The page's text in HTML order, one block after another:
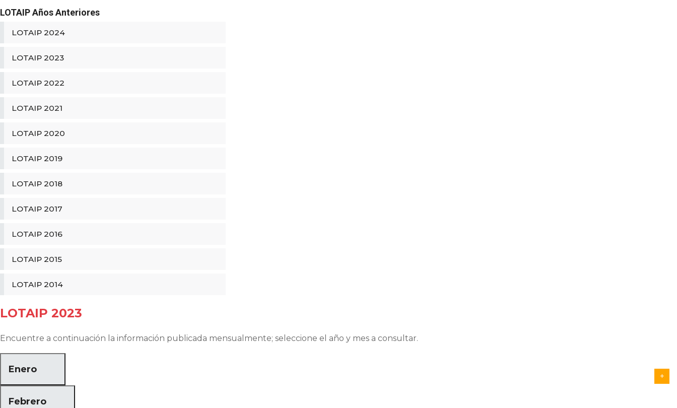
LOTAIP Años Anteriores
LOTAIP 2024
LOTAIP 2023
LOTAIP 2022
LOTAIP 2021
LOTAIP 2020
LOTAIP 2019
LOTAIP 2018
LOTAIP 2017
LOTAIP 2016
LOTAIP 2015
LOTAIP 2014
LOTAIP 2023
Encuentre a continuación la información publicada mensualmente; seleccione el año y mes a consultar.
Enero
Febrero